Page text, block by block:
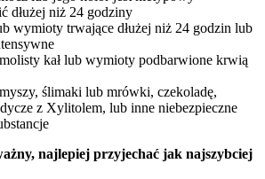
dłużej niż 24 godziny
wymioty trwające dłużej niż 24 godzin lub
kał lub wymioty podbarwione krwią
ślimaki lub mrówki, czekoladę,
z Xylitolem, lub inne niebezpieczne
najlepiej przyjechać jak najszybciej